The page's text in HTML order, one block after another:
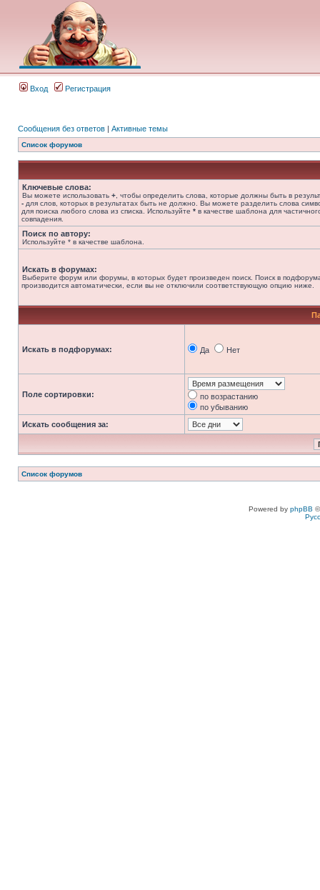
Вход Регистрация
Сообщения без ответов | Активные темы
Список форумов
Ключевые слова:
Вы можете использовать + , чтобы определить слова, которые должны быть в
- для слов, которых в результатах быть не должно. Вы можете разделить слова
для поиска любого слова из списка. Используйте * в качестве шаблона для
совпадения.
Поиск по автору:
Используйте * в качестве шаблона.
Искать в форумах:
Выберите форум или форумы, в которых будет произведен поиск. Поиск в
производится автоматически, если вы не отключили соответствующую опцию ниже.
Искать в подфорумах: Да Нет
Поле сортировки:
по возрастанию
по убыванию
Искать сообщения за:
Список форумов
Powered by phpBB